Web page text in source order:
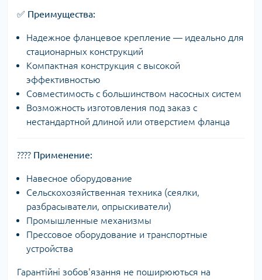
✅ Преимущества:
Надежное фланцевое крепление — идеально для
стационарных конструкций
Компактная конструкция с высокой
эффективностью
Совместимость с большинством насосных систем
Возможность изготовления под заказ с
нестандартной длиной или отверстием фланца
???? Применение:
Навесное оборудование
Сельскохозяйственная техника (сеялки,
разбрасыватели, опрыскиватели)
Промышленные механизмы
Прессовое оборудование и транспортные
устройства
Гарантійні зобов'язання не поширюються на